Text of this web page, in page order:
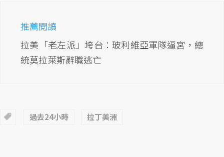
推薦閱讀
拉美「老左派」垮台：玻利維亞軍隊逼宮，總
統莫拉萊斯辭職逃亡
過去24小時 拉丁美洲